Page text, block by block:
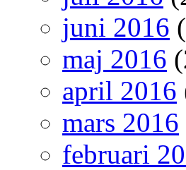
juni 2016
maj 2016
april 2016
mars 2016
februari